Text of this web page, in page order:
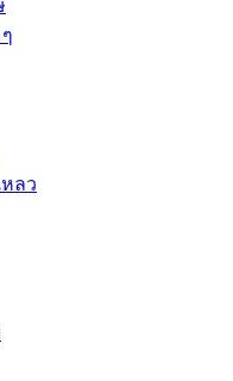
ลว